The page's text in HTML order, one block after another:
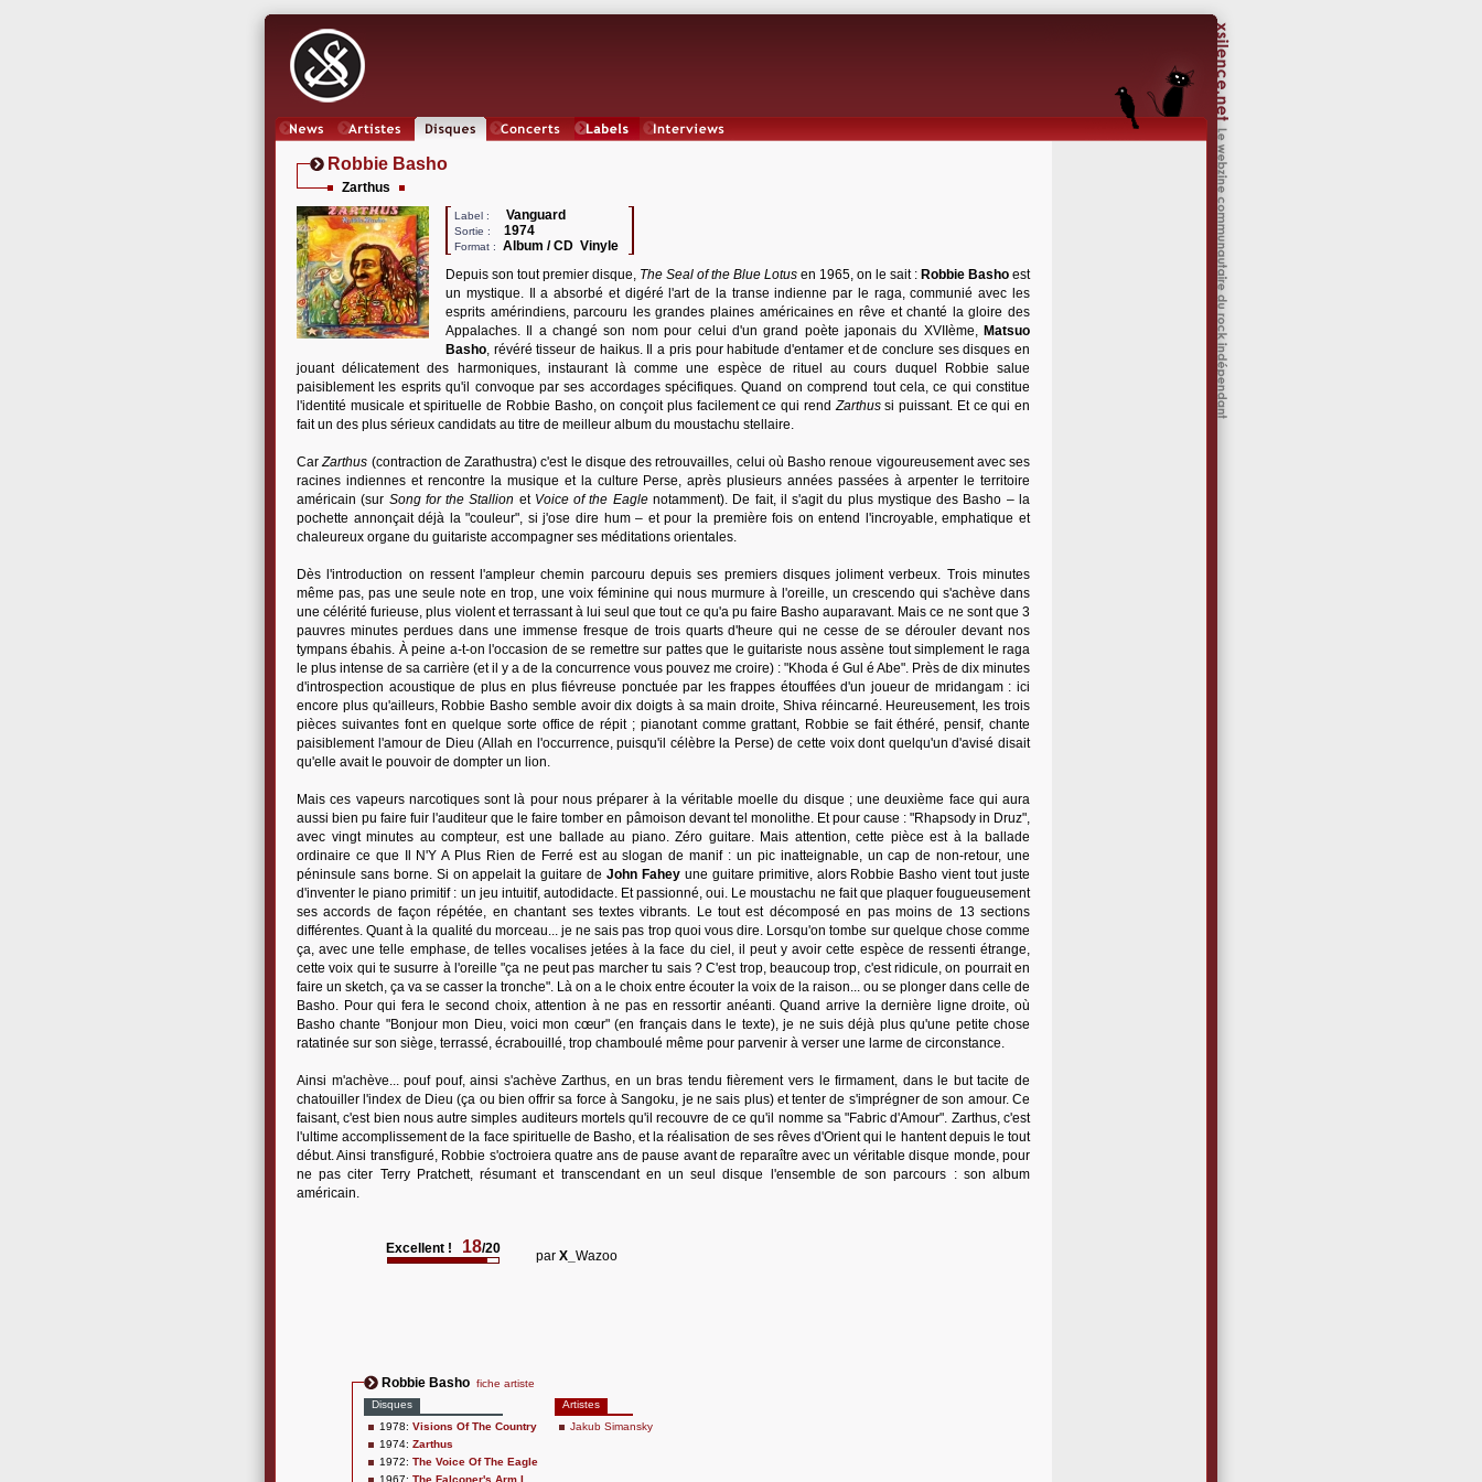
Robbie Basho
Zarthus
Label : Vanguard
Sortie : 1974
Format :
Album / CD Vinyle
Depuis son tout premier disque, The Seal of the Blue Lotus en 1965, on le sait : Robbie Basho est
un mystique. Il a absorbé et digéré l'art de la transe indienne par le raga, communié avec les
esprits amérindiens, parcouru les grandes plaines américaines en rêve et chanté la gloire des
Appalaches. Il a changé son nom pour celui d'un grand poète japonais du XVIIème, Matsuo
Basho, révéré tisseur de haikus. Il a pris pour habitude d'entamer et de conclure ses disques en
jouant délicatement des harmoniques, instaurant là comme une espèce de rituel au cours duquel Robbie salue
paisiblement les esprits qu'il convoque par ses accordages spécifiques. Quand on comprend tout cela, ce qui constitue
l'identité musicale et spirituelle de Robbie Basho, on conçoit plus facilement ce qui rendZarthussi puissant. Et ce qui en
fait un des plus sérieux candidats au titre de meilleur album du moustachu stellaire.
CarZarthus (contraction de Zarathustra) c'est le disque des retrouvailles, celui où Basho renoue vigoureusement avec ses
racines indiennes et rencontre la musique et la culture Perse, après plusieurs années passées à arpenter le territoire
américain (sur Song for the Stallion et Voice of the Eaglenotamment). De fait, il s'agit du plus mystique des Basho – la
pochette annonçait déjà la "couleur", si j'ose dire hum – et pour la première fois on entend l'incroyable, emphatique et
chaleureux organe du guitariste accompagner ses méditations orientales.
Dès l'introduction on ressent l'ampleur chemin parcouru depuis ses premiers disques joliment verbeux. Trois minutes
même pas, pas une seule note en trop, une voix féminine qui nous murmure à l'oreille, un crescendo qui s'achève dans
une célérité furieuse, plus violent et terrassant à lui seul que tout ce qu'a pu faire Basho auparavant. Mais ce ne sont que 3
pauvres minutes perdues dans une immense fresque de trois quarts d'heure qui ne cesse de se dérouler devant nos
tympans ébahis. À peine a-t-on l'occasion de se remettre sur pattes que le guitariste nous assène tout simplement le raga
le plus intense de sa carrière (et il y a de la concurrence vous pouvez me croire) : "Khoda é Gul é Abe". Près de dix minutes
d'introspection acoustique de plus en plus fiévreuse ponctuée par les frappes étouffées d'un joueur de mridangam : ici
encore plus qu'ailleurs, Robbie Basho semble avoir dix doigts à sa main droite, Shiva réincarné. Heureusement, les trois
pièces suivantes font en quelque sorte office de répit ; pianotant comme grattant, Robbie se fait éthéré, pensif, chante
paisiblement l'amour de Dieu (Allah en l'occurrence, puisqu'il célèbre la Perse) de cette voix dont quelqu'un d'avisé disait
qu'elle avait le pouvoir de dompter un lion.
Mais ces vapeurs narcotiques sont là pour nous préparer à la véritable moelle du disque ; une deuxième face qui aura
aussi bien pu faire fuir l'auditeur que le faire tomber en pâmoison devant tel monolithe. Et pour cause : "Rhapsody in Druz",
avec vingt minutes au compteur, est une ballade au piano. Zéro guitare. Mais attention, cette pièce est à la ballade
ordinaire ce que Il N'Y A Plus Rien de Ferré est au slogan de manif : un pic inatteignable, un cap de non-retour, une
péninsule sans borne. Si on appelait la guitare deJohn Faheyune guitare primitive, alors Robbie Basho vient tout juste
d'inventer le piano primitif : un jeu intuitif, autodidacte. Et passionné, oui. Le moustachu ne fait que plaquer fougueusement
ses accords de façon répétée, en chantant ses textes vibrants. Le tout est décomposé en pas moins de 13 sections
différentes. Quant à la qualité du morceau... je ne sais pas trop quoi vous dire. Lorsqu'on tombe sur quelque chose comme
ça, avec une telle emphase, de telles vocalises jetées à la face du ciel, il peut y avoir cette espèce de ressenti étrange,
cette voix qui te susurre à l'oreille "ça ne peut pas marcher tu sais ? C'est trop, beaucoup trop, c'est ridicule, on pourrait en
faire un sketch, ça va se casser la tronche". Là on a le choix entre écouter la voix de la raison... ou se plonger dans celle de
Basho. Pour qui fera le second choix, attention à ne pas en ressortir anéanti. Quand arrive la dernière ligne droite, où
Basho chante "Bonjour mon Dieu, voici mon cœur" (en français dans le texte), je ne suis déjà plus qu'une petite chose
ratatinée sur son siège, terrassé, écrabouillé, trop chamboulé même pour parvenir à verser une larme de circonstance.
Ainsi m'achève... pouf pouf, ainsi s'achève Zarthus, en un bras tendu fièrement vers le firmament, dans le but tacite de
chatouiller l'index de Dieu (ça ou bien offrir sa force à Sangoku, je ne sais plus) et tenter de s'imprégner de son amour. Ce
faisant, c'est bien nous autre simples auditeurs mortels qu'il recouvre de ce qu'il nomme sa "Fabric d'Amour". Zarthus, c'est
l'ultime accomplissement de la face spirituelle de Basho, et la réalisation de ses rêves d'Orient qui le hantent depuis le tout
début. Ainsi transfiguré, Robbie s'octroiera quatre ans de pause avant de reparaître avec un véritable disque monde, pour
ne pas citer Terry Pratchett, résumant et transcendant en un seul disque l'ensemble de son parcours : son album
américain.
Excellent ! 18/20 par X_ Wazoo
Robbie Basho fiche artiste
Disques
1978: Visions Of The Country
1974: Zarthus
1972: The Voice Of The Eagle
1967: The Falconer's Arm I
Artistes
Jakub Simansky